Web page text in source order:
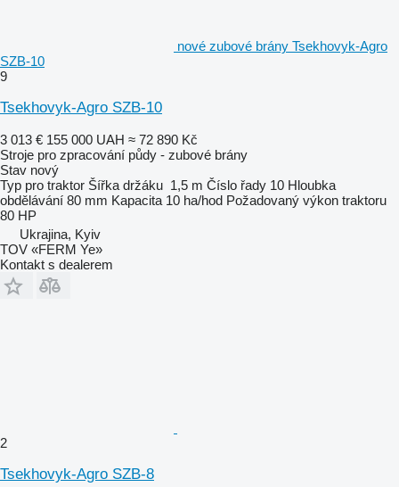
nové zubové brány Tsekhovyk-Agro
SZB-10
9
Tsekhovyk-Agro SZB-10
3 013 € 155 000 UAH ≈ 72 890 Kč
Stroje pro zpracování půdy - zubové brány
Stav nový
Typ pro traktor Šířka držáku 1,5 m Číslo řady 10 Hloubka
obdělávání 80 mm Kapacita 10 ha/hod Požadovaný výkon traktoru
80 HP
Ukrajina, Kyiv
TOV «FERM Ye»
Kontakt s dealerem
2
Tsekhovyk-Agro SZB-8